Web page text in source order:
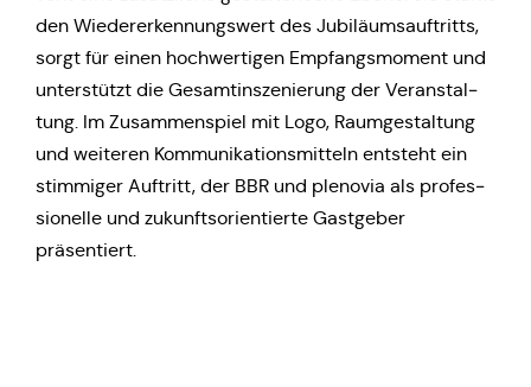
den Wie­der­erken­nungs­wert des Jubi­lä­ums­auf­tritts,
sorgt für einen hoch­wer­ti­gen Emp­fangs­mo­ment und
unter­stützt die Gesamt­in­sze­nie­rung der Ver­an­stal­
tung. Im Zusam­men­spiel mit Logo, Raum­ge­stal­tung
und wei­te­ren Kom­mu­ni­ka­ti­ons­mit­teln ent­steht ein
stim­mi­ger Auf­tritt, der BBR und ple­no­via als pro­fes­
sio­nel­le und zukunfts­ori­en­tier­te Gast­ge­ber
präsentiert.